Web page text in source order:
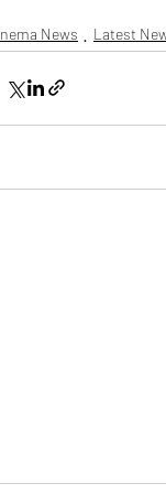
News Latest